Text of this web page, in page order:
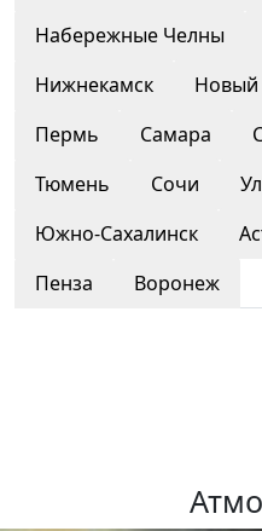
Набережные Челны
Нижнекамск
Новый
Пермь
Самара
Тюмень
Сочи
Южно-Сахалинск
Пенза
Воронеж